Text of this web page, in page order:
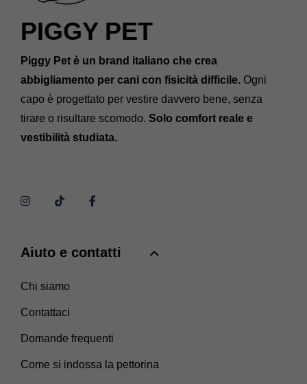
PIGGY PET
Piggy Pet è un brand italiano che crea
abbigliamento per cani con fisicità difficile. Ogni
capo è progettato per vestire davvero bene, senza
tirare o risultare scomodo. Solo comfort reale e
vestibilità studiata.
Aiuto e contatti
Chi siamo
Contattaci
Domande frequenti
Come si indossa la pettorina